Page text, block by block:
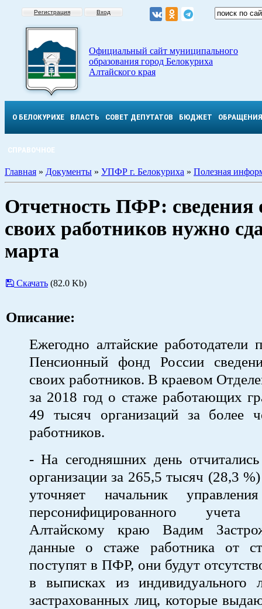
Регистрация Вход
Официальный сайт муниципального
образования город Белокуриха
Алтайского края
О БЕЛОКУРИХЕ ВЛАСТЬ СОВЕТ ДЕПУТАТОВ БЮДЖЕТ ОБРАЩЕНИЯ
СПРАВОЧНОЕ
Главная » Документы » УПФР г. Белокуриха » Полезная
Отчетность ПФР: сведения
своих работников нужно
марта
Скачать (82.0 Kb)
Описание:
Ежегодно алтайские работодатели
Пенсионный фонд России
своих работников. В краевом
за 2018 год о стаже работающих
49 тысяч организаций за более
работников.
- На сегодняшних день
организации за 265,5 тысяч (28,3
уточняет начальник
персонифицированного
Алтайскому краю Вадим
данные о стаже работника от
поступят в ПФР, они будут
в выписках из индивидуального
застрахованных лиц, которые